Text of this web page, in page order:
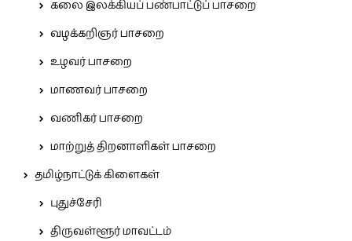
கலை இலக்கியப் பண்பாட்டுப் பாசறை
வழக்கறிஞர் பாசறை
உழவர் பாசறை
மாணவர் பாசறை
வணிகர் பாசறை
மாற்றுத் திறனாளிகள் பாசறை
தமிழ்நாட்டுக் கிளைகள்
புதுச்சேரி
திருவள்ளூர் மாவட்டம்